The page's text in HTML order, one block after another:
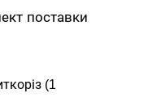
поставки
(1